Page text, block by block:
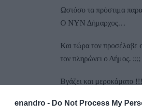
enandro - Do Not Process My
Ωστόσο τα πρόστιμα
Ο ΝΥΝ Δήμαρχος…
Και τώρα τον προσέλαβε
τον πληρώνει ο Δήμος. ;;;;
Βγάζει και μεροκάματο
Δηλαδή όλα τα ανωτέρω